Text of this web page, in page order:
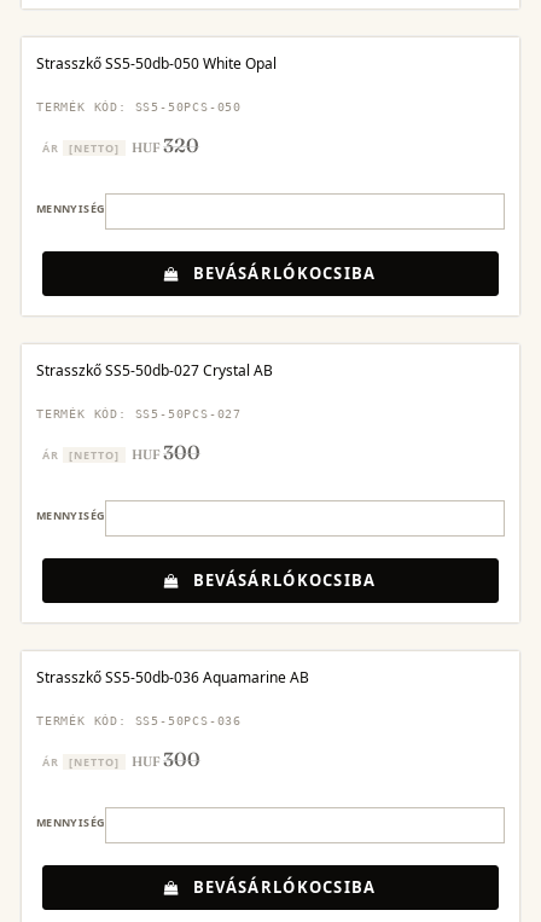
Strasszkő SS5-50db-050 White Opal
TERMÉK KÓD: SS5-50PCS-050
ÁR [NETTO] HUF320
MENNYISÉG
BEVÁSÁRLÓKOCSIBA
Strasszkő SS5-50db-027 Crystal AB
TERMÉK KÓD: SS5-50PCS-027
ÁR [NETTO] HUF300
MENNYISÉG
BEVÁSÁRLÓKOCSIBA
Strasszkő SS5-50db-036 Aquamarine AB
TERMÉK KÓD: SS5-50PCS-036
ÁR [NETTO] HUF300
MENNYISÉG
BEVÁSÁRLÓKOCSIBA